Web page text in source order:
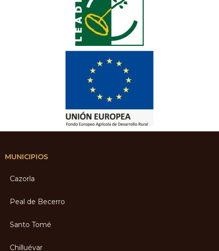
MUNICIPIOS
Cazorla
Peal de Becerro
Santo Tomé
Chilluévar